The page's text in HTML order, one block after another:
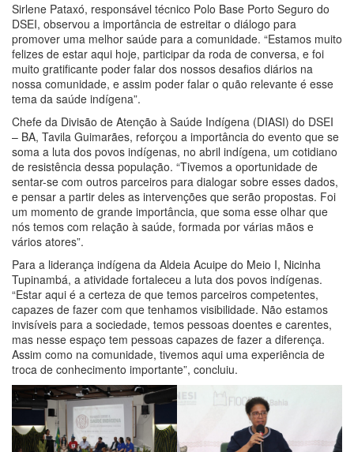
Sirlene Pataxó, responsável técnico Polo Base Porto Seguro do
DSEI, observou a importância de estreitar o diálogo para
promover uma melhor saúde para a comunidade. “Estamos muito
felizes de estar aqui hoje, participar da roda de conversa, e foi
muito gratificante poder falar dos nossos desafios diários na
nossa comunidade, e assim poder falar o quão relevante é esse
tema da saúde indígena”.
Chefe da Divisão de Atenção à Saúde Indígena (DIASI) do DSEI
– BA, Tavila Guimarães, reforçou a importância do evento que se
soma a luta dos povos indígenas, no abril indígena, um cotidiano
de resistência dessa população. “Tivemos a oportunidade de
sentar-se com outros parceiros para dialogar sobre esses dados,
e pensar a partir deles as intervenções que serão propostas. Foi
um momento de grande importância, que soma esse olhar que
nós temos com relação à saúde, formada por várias mãos e
vários atores”.
Para a liderança indígena da Aldeia Acuipe do Meio I, Nicinha
Tupinambá, a atividade fortaleceu a luta dos povos indígenas.
“Estar aqui é a certeza de que temos parceiros competentes,
capazes de fazer com que tenhamos visibilidade. Não estamos
invisíveis para a sociedade, temos pessoas doentes e carentes,
mas nesse espaço tem pessoas capazes de fazer a diferença.
Assim como na comunidade, tivemos aqui uma experiência de
troca de conhecimento importante”, concluiu.